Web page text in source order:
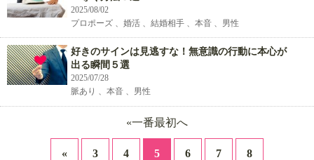
2025/08/02
プロポーズ 、婚活 、結婚相手 、本音 、男性
好きのサインは見逃すな！無意識の行動に本心が
出る瞬間５選
2025/07/28
脈あり 、本音 、男性
«一番最初へ
« 3 4 5 6 7 8